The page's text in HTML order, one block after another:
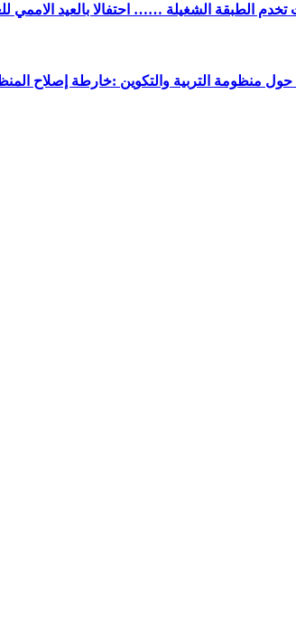
الطبقة الشغيلة …… احتفالا بالعيد الاممي
منظومة التربية والتكوين :خارطة إصلاح